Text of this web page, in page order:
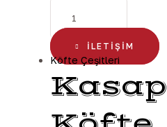
İLETIŞIM
Köfte Çeşitleri
Kasap